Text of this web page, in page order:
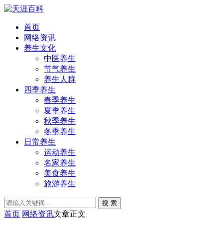
首页
网络资讯
养生文化
中医养生
节气养生
养生人群
四季养生
春季养生
夏季养生
秋季养生
冬季养生
日常养生
运动养生
名家养生
美食养生
旅游养生
搜 索
首页 网络资讯文章正文